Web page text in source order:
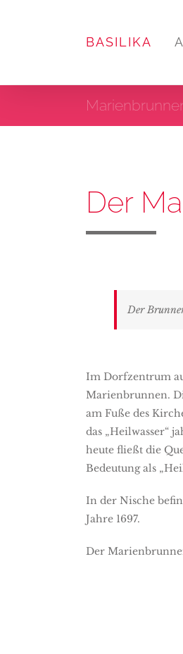
BASILIKA
Der
Der
Im Dorfzentrum
Marienbrunnen.
am Fuße des
das „Heilwasser“
heute fließt die
Bedeutung als
In der Nische
Jahre 1697.
Der